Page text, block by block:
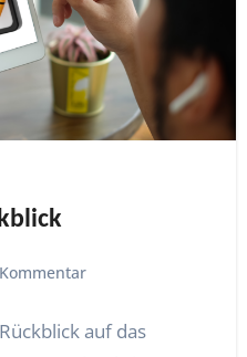
auf das